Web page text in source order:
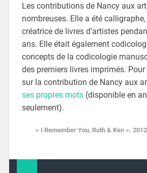
Les contributions de Nancy aux
nombreuses. Elle a été
créatrice de livres d’artistes
ans. Elle était également
concepts de la codicologie
des premiers livres imprimés.
sur la contribution de Nancy aux
ses propres mots(disponible en
seulement).
« I Remember You, Ruth & Ken ».